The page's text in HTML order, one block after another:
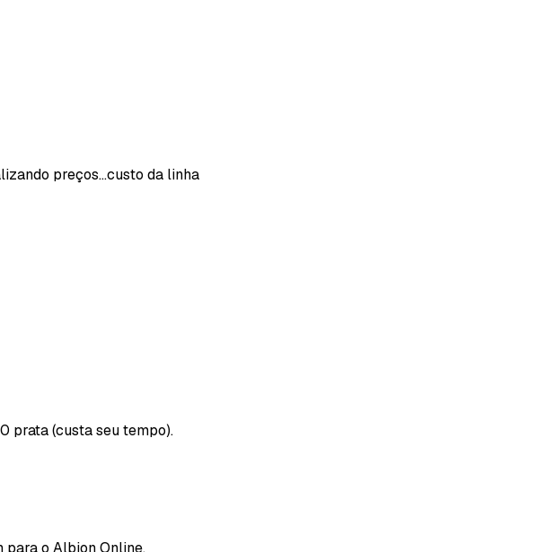
preços…custo da linha
prata (custa seu tempo).
o Albion Online.